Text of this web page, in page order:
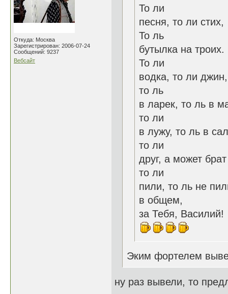
Откуда: Москва
Зарегистрирован: 2006-07-24
Сообщений: 9237
Вебсайт
То ли
песня, то ли стих,
То ль
бутылка на троих.
То ли
водка, то ли джин,
то ль
в ларек, то ль в
то ли
в лужу, то ль в
то ли
друг, а может брат
то ли
пили, то ль не
в общем,
за Тебя, Василий!
Эким фортелем
ну раз вывели, то